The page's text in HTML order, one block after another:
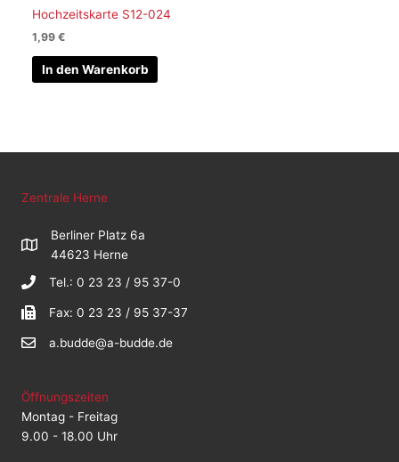
Hochzeitskarte S12-024
1,99€
In den Warenkorb
Zentrale Herne
Berliner Platz 6a
44623 Herne
Tel.: 0 23 23 / 95 37-0
Fax: 0 23 23 / 95 37-37
a.budde@a-budde.de
Öffnungszeiten
Montag - Freitag
9.00 - 18.00 Uhr